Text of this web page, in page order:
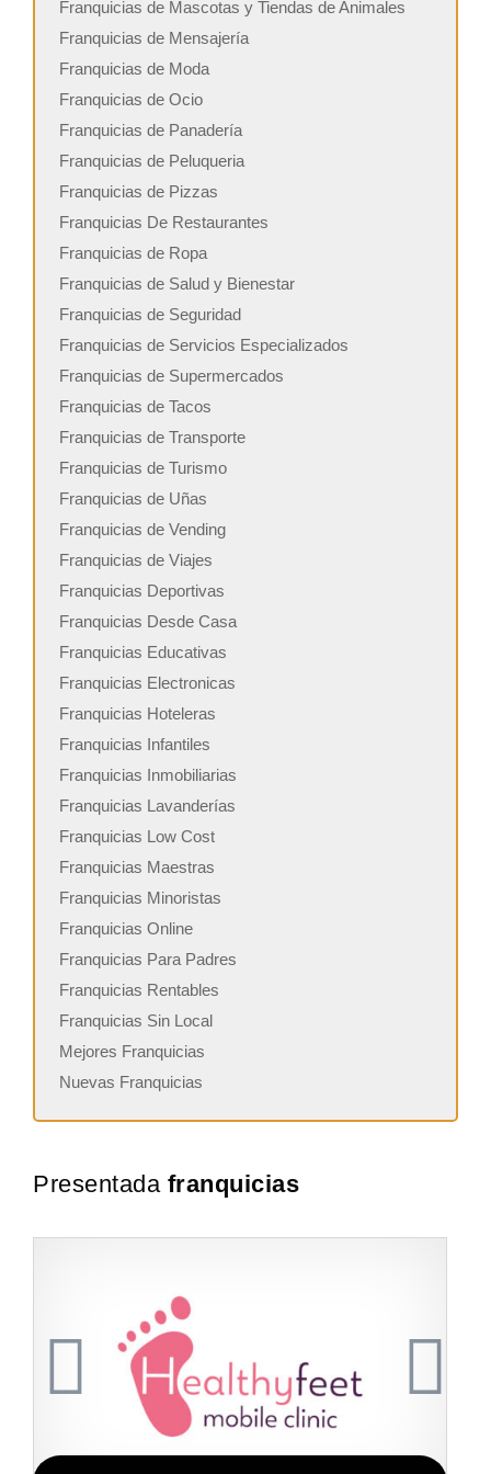
Franquicias de Mascotas y Tiendas de Animales
Franquicias de Mensajería
Franquicias de Moda
Franquicias de Ocio
Franquicias de Panadería
Franquicias de Peluqueria
Franquicias de Pizzas
Franquicias De Restaurantes
Franquicias de Ropa
Franquicias de Salud y Bienestar
Franquicias de Seguridad
Franquicias de Servicios Especializados
Franquicias de Supermercados
Franquicias de Tacos
Franquicias de Transporte
Franquicias de Turismo
Franquicias de Uñas
Franquicias de Vending
Franquicias de Viajes
Franquicias Deportivas
Franquicias Desde Casa
Franquicias Educativas
Franquicias Electronicas
Franquicias Hoteleras
Franquicias Infantiles
Franquicias Inmobiliarias
Franquicias Lavanderías
Franquicias Low Cost
Franquicias Maestras
Franquicias Minoristas
Franquicias Online
Franquicias Para Padres
Franquicias Rentables
Franquicias Sin Local
Mejores Franquicias
Nuevas Franquicias
Presentada franquicias